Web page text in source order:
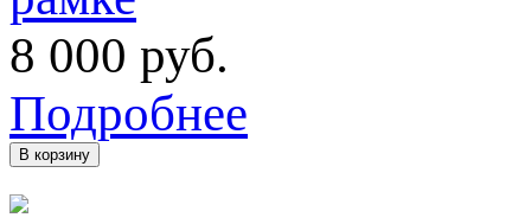
8 000 руб.
Подробнее
В корзину